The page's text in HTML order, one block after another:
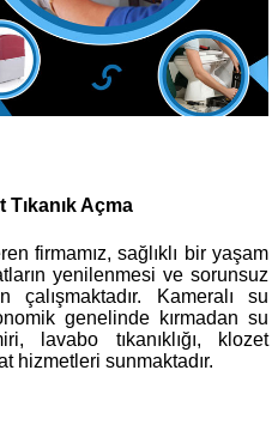
Tıkanık Açma
firmamız, sağlıklı bir yaşam
yenilenmesi ve sorunsuz
çalışmaktadır. Kameralı su
genelinde kırmadan su
lavabo tıkanıklığı, klozet
hizmetleri sunmaktadır.